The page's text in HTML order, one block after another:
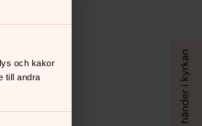
och kakor
till andra